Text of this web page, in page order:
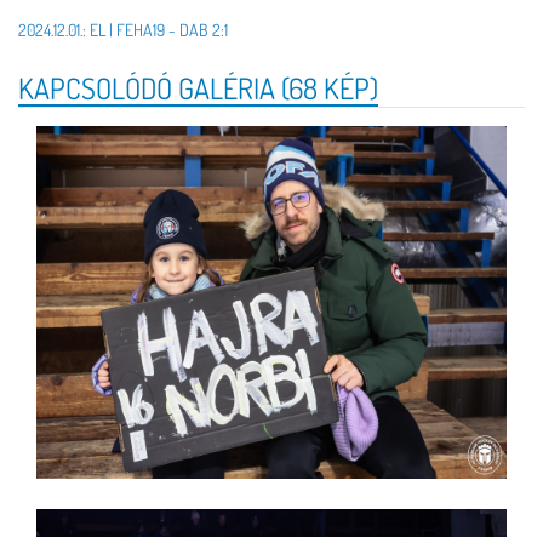
2024.12.01.: EL | FEHA19 - DAB 2:1
KAPCSOLÓDÓ GALÉRIA (68 KÉP)